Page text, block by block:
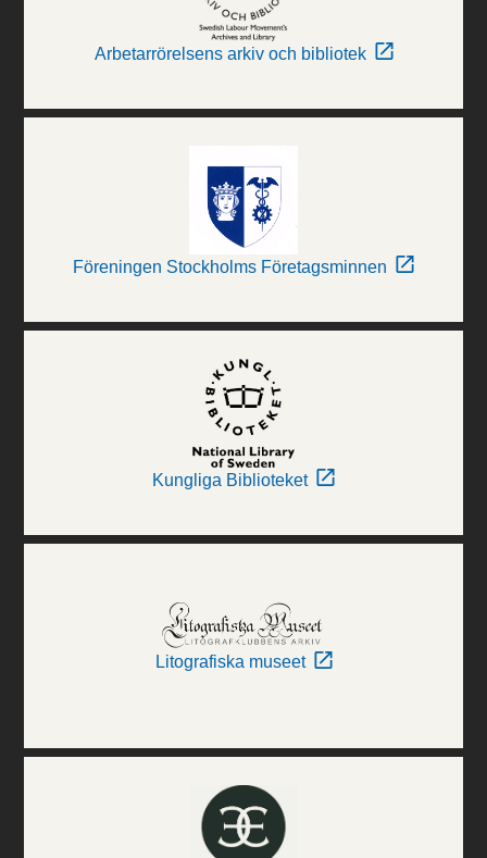
Arbetarrörelsens arkiv och bibliotek
Föreningen Stockholms Företagsminnen
Kungliga Biblioteket
Litografiska museet